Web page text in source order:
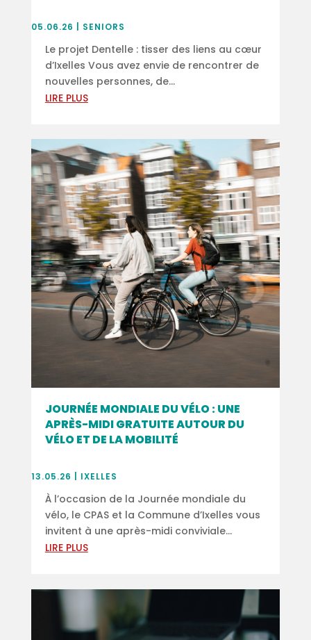
05.06.26 SENIORS
Le projet Dentelle : tisser des liens au cœur
d’Ixelles Vous avez envie de rencontrer de
nouvelles personnes, de...
LIRE PLUS
JOURNÉE MONDIALE DU VÉLO : UNE
APRÈS-MIDI GRATUITE AUTOUR DU
VÉLO ET DE LA MOBILITÉ
13.05.26 IXELLES
À l’occasion de la Journée mondiale du
vélo, le CPAS et la Commune d’Ixelles vous
invitent à une après-midi conviviale...
LIRE PLUS